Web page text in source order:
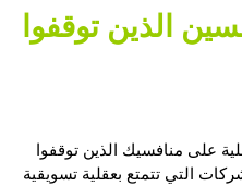
الذين توقفوا
منافسيك الذين توقفوا
التي تتمتع بعقلية تسويقية